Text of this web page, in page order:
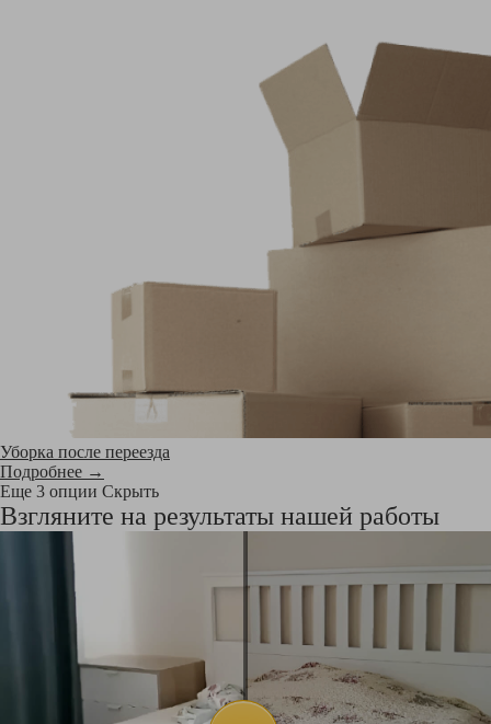
Уборка после переезда
Подробнее →
Еще 3 опции Скрыть
Взгляните на результаты нашей работы